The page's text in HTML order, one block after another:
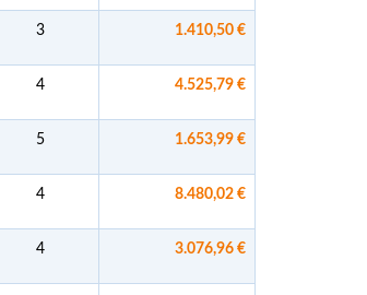
3 1.410,50 €
4 4.525,79 €
5 1.653,99 €
4 8.480,02 €
4 3.076,96 €